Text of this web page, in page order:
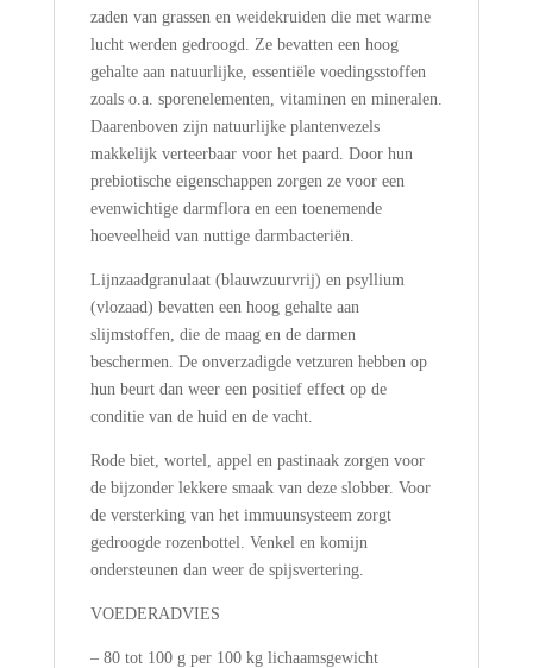
zaden van grassen en weidekruiden die met warme
lucht werden gedroogd. Ze bevatten een hoog
gehalte aan natuurlijke, essentiële voedingsstoffen
zoals o.a. sporenelementen, vitaminen en mineralen.
Daarenboven zijn natuurlijke plantenvezels
makkelijk verteerbaar voor het paard. Door hun
prebiotische eigenschappen zorgen ze voor een
evenwichtige darmflora en een toenemende
hoeveelheid van nuttige darmbacteriën.
Lijnzaadgranulaat (blauwzuurvrij) en psyllium
(vlozaad) bevatten een hoog gehalte aan
slijmstoffen, die de maag en de darmen
beschermen. De onverzadigde vetzuren hebben op
hun beurt dan weer een positief effect op de
conditie van de huid en de vacht.
Rode biet, wortel, appel en pastinaak zorgen voor
de bijzonder lekkere smaak van deze slobber. Voor
de versterking van het immuunsysteem zorgt
gedroogde rozenbottel. Venkel en komijn
ondersteunen dan weer de spijsvertering.
VOEDERADVIES
– 80 tot 100 g per 100 kg lichaamsgewicht